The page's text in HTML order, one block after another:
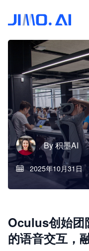
By积墨AI
2025年10月31日
Oculus创始团
的语音交互，